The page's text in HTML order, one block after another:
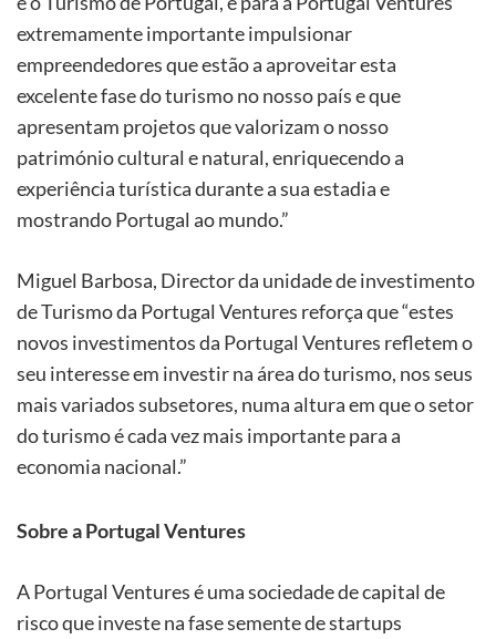
extremamente importante impulsionar
empreendedores que estão a aproveitar esta
excelente fase do turismo no nosso país e que
apresentam projetos que valorizam o nosso
património cultural e natural, enriquecendo a
experiência turística durante a sua estadia e
mostrando Portugal ao mundo.”
Miguel Barbosa, Director da unidade de investimento
de Turismo da Portugal Ventures reforça que “estes
novos investimentos da Portugal Ventures refletem o
seu interesse em investir na área do turismo, nos seus
mais variados subsetores, numa altura em que o setor
do turismo é cada vez mais importante para a
economia nacional.”
Sobre a Portugal Ventures
A Portugal Ventures é uma sociedade de capital de
risco que investe na fase semente de startups